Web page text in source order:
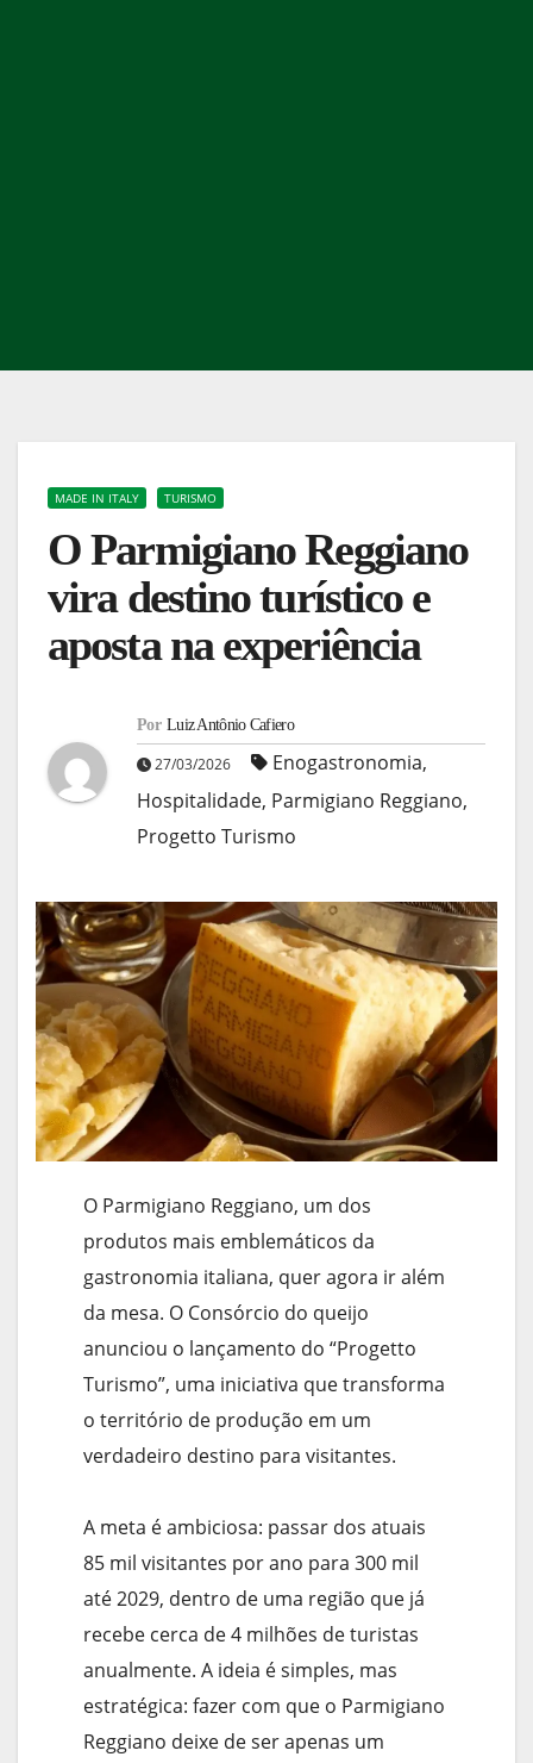
MADE IN ITALY TURISMO
O Parmigiano Reggiano
vira destino turístico e
aposta na experiência
Por Luiz Antônio Cafiero
27/03/2026 Enogastronomia,
Hospitalidade, Parmigiano Reggiano,
Progetto Turismo
O Parmigiano Reggiano, um dos
produtos mais emblemáticos da
gastronomia italiana, quer agora ir além
da mesa. O Consórcio do queijo
anunciou o lançamento do “Progetto
Turismo”, uma iniciativa que transforma
o território de produção em um
verdadeiro destino para visitantes.
A meta é ambiciosa: passar dos atuais
85 mil visitantes por ano para 300 mil
até 2029, dentro de uma região que já
recebe cerca de 4 milhões de turistas
anualmente. A ideia é simples, mas
estratégica: fazer com que o Parmigiano
Reggiano deixe de ser apenas um